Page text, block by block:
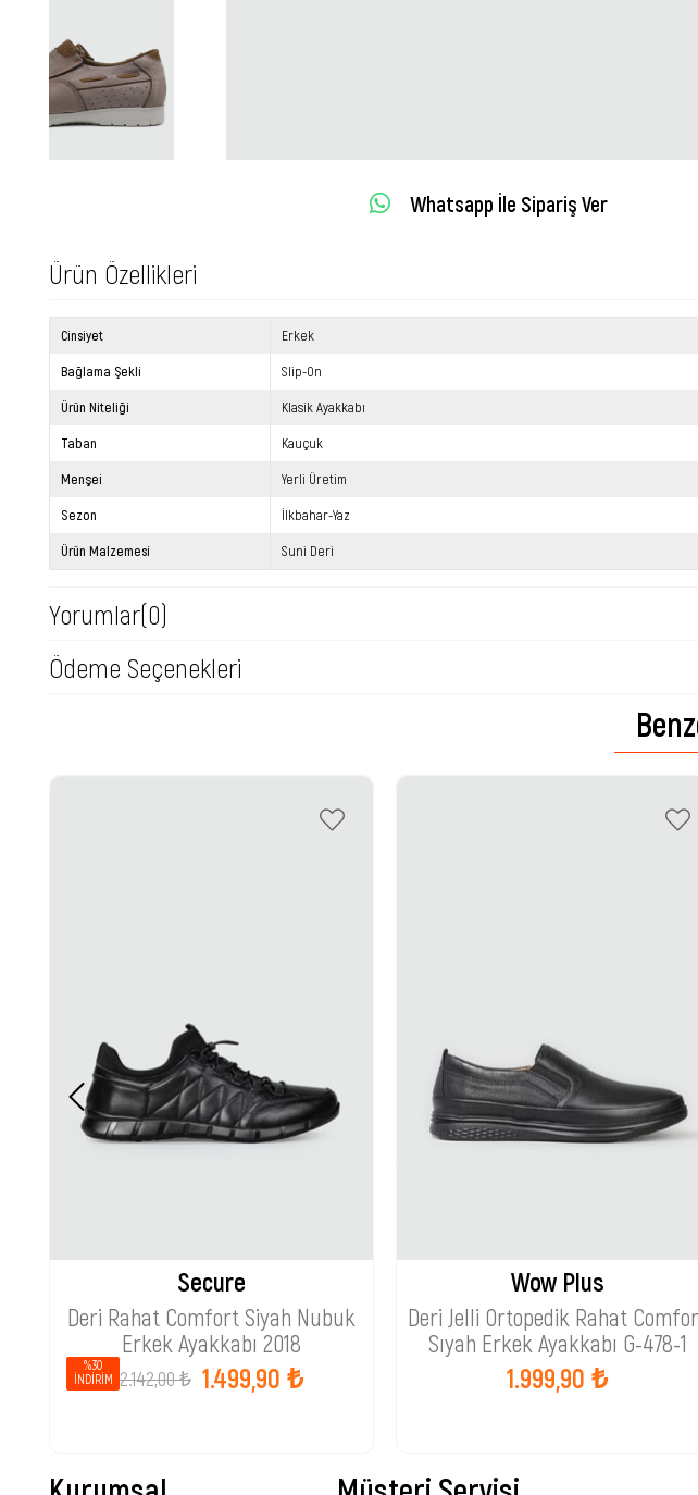
Whatsapp İle Sipariş Ver
Ürün Özellikleri
Cinsiyet Erkek
Bağlama Şekli Slip-On
Ürün Niteliği Klasik Ayakkabı
Taban Kauçuk
Menşei Yerli Üretim
Sezon İlkbahar-Yaz
Ürün Malzemesi Suni Deri
Yorumlar(0)
Ödeme Seçenekleri
Secure
Deri Rahat Comfort Siyah Nubuk
Erkek Ayakkabı 2018
1.499,90 ₺
2.142,00 ₺
%30
İNDIRIM
Wow Plus
Deri Jelli Ortopedik Rahat
Sıyah Erkek Ayakkabı G-478-1
1.999,90 ₺